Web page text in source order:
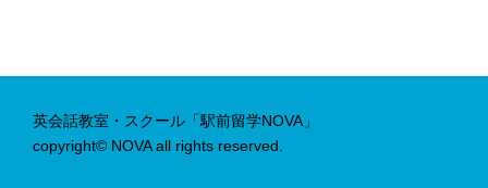
英会話教室・スクール「駅前留学NOVA」
copyright© NOVA all rights reserved.